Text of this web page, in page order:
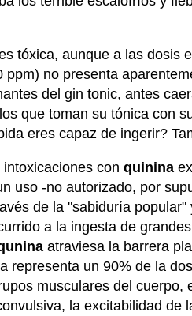
tóxica, aunque a las dosis
ppm) no presenta
del gin tonic, antes
que toman su tónica con
eres capaz de ingerir?
con quinina
uso -no autorizado, por
de la "sabiduría
a la ingesta de
atraviesa la barrera
representa un 90% de la
musculares del
la excitabilidad de